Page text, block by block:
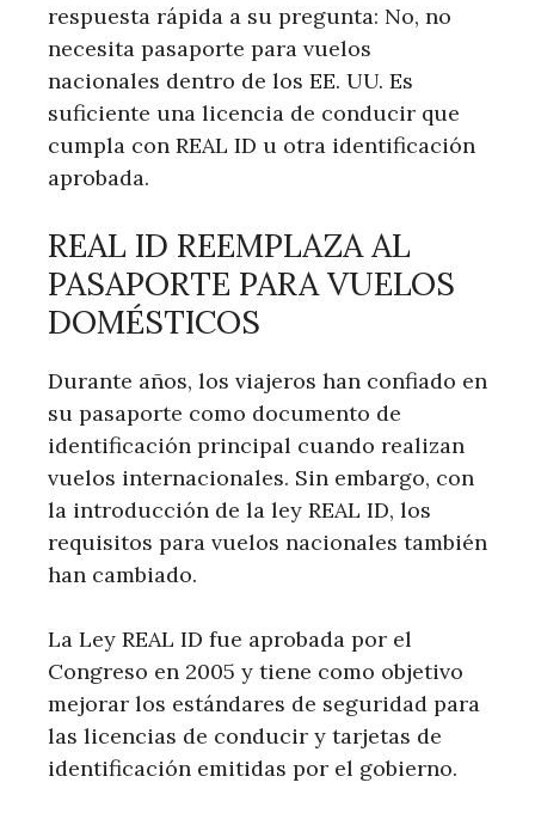
respuesta rápida a su pregunta: No, no
necesita pasaporte para vuelos
nacionales dentro de los EE. UU. Es
suficiente una licencia de conducir que
cumpla con REAL ID u otra identificación
aprobada.
REAL ID REEMPLAZA AL
PASAPORTE PARA VUELOS
DOMÉSTICOS
Durante años, los viajeros han confiado en
su pasaporte como documento de
identificación principal cuando realizan
vuelos internacionales. Sin embargo, con
la introducción de la ley REAL ID, los
requisitos para vuelos nacionales también
han cambiado.
La Ley REAL ID fue aprobada por el
Congreso en 2005 y tiene como objetivo
mejorar los estándares de seguridad para
las licencias de conducir y tarjetas de
identificación emitidas por el gobierno.